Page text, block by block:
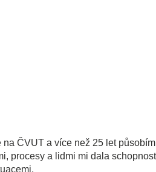
ČVUT a více než 25 let
procesy a lidmi mi dala